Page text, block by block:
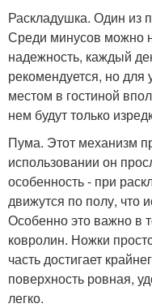
Раскладушка. Один из
Среди минусов можно
надежность, каждый
рекомендуется, но для
местом в гостиной
нем будут только
Пума. Этот механизм
использовании он
особенность - при
движутся по полу, что
Особенно это важно в
ковролин. Ножки
часть достигает
поверхность ровная,
легко.